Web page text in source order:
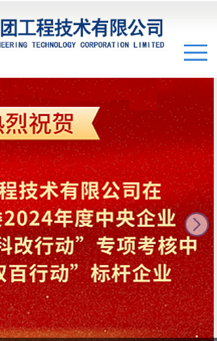
next